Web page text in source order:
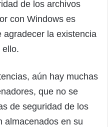
de los archivos
con Windows es
la existencia
ello.
aún hay muchas
que no se
de seguridad de los
almacenados en su